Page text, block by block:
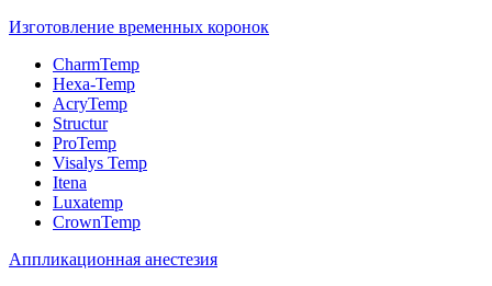
Изготовление временных коронок
CharmTemp
Hexa-Temp
AcryTemp
Structur
ProTemp
Visalys Temp
Itena
Luxatemp
CrownTemp
Аппликационная анестезия